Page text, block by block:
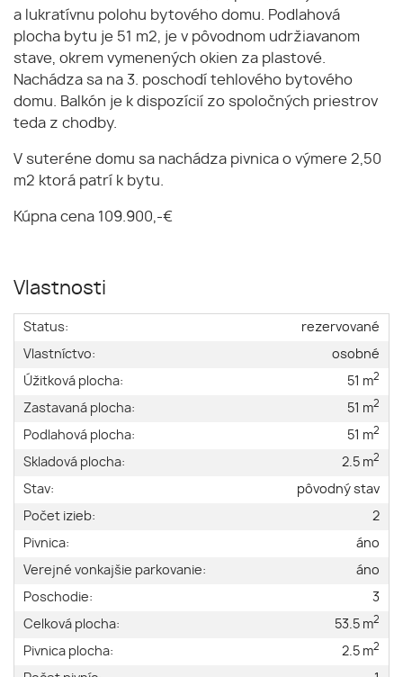
a lukratívnu polohu bytového domu. Podlahová
plocha bytu je 51 m2, je v pôvodnom udržiavanom
stave, okrem vymenených okien za plastové.
Nachádza sa na 3. poschodí tehlového bytového
domu. Balkón je k dispozícií zo spoločných priestrov
teda z chodby.
V suteréne domu sa nachádza pivnica o výmere 2,50
m2 ktorá patrí k bytu.
Kúpna cena 109.900,-€
Vlastnosti
Status:
rezervované
Vlastníctvo:
osobné
Úžitková plocha:
51 m2
Zastavaná plocha: 51 m2
Podlahová plocha: 51 m2
Skladová plocha: 2.5 m2
Stav:
pôvodný stav
Počet izieb:
2
Pivnica:
áno
Verejné vonkajšie parkovanie:
áno
Poschodie:
3
Celková plocha:
53.5 m2
Pivnica plocha: 2.5 m2